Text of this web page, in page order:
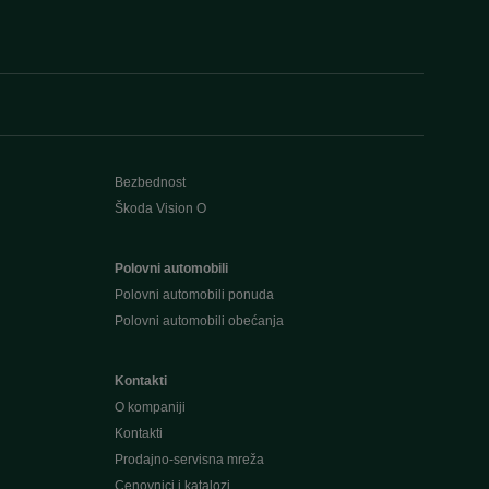
Bezbednost
Škoda Vision O
Polovni automobili
Polovni automobili ponuda
Polovni automobili obećanja
Kontakti
O kompaniji
Kontakti
Prodajno-servisna mreža
Cenovnici i katalozi